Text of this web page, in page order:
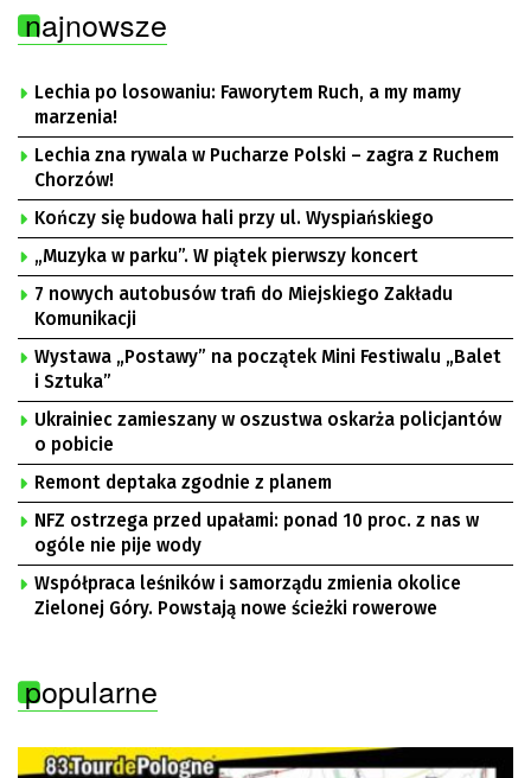
najnowsze
Lechia po losowaniu: Faworytem Ruch, a my mamy
marzenia!
Lechia zna rywala w Pucharze Polski – zagra z Ruchem
Chorzów!
Kończy się budowa hali przy ul. Wyspiańskiego
„Muzyka w parku”. W piątek pierwszy koncert
7 nowych autobusów trafi do Miejskiego Zakładu
Komunikacji
Wystawa „Postawy” na początek Mini Festiwalu „Balet
i Sztuka”
Ukrainiec zamieszany w oszustwa oskarża policjantów
o pobicie
Remont deptaka zgodnie z planem
NFZ ostrzega przed upałami: ponad 10 proc. z nas w
ogóle nie pije wody
Współpraca leśników i samorządu zmienia okolice
Zielonej Góry. Powstają nowe ścieżki rowerowe
popularne